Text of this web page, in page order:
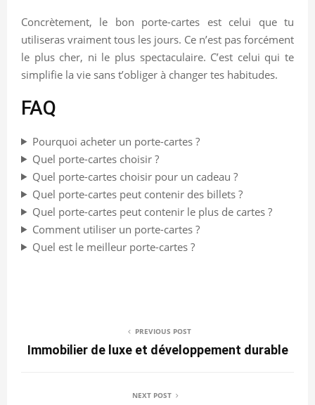
Concrètement, le bon porte-cartes est celui que tu
utiliseras vraiment tous les jours. Ce n’est pas forcément
le plus cher, ni le plus spectaculaire. C’est celui qui te
simplifie la vie sans t’obliger à changer tes habitudes.
FAQ
Pourquoi acheter un porte-cartes ?
Quel porte-cartes choisir ?
Quel porte-cartes choisir pour un cadeau ?
Quel porte-cartes peut contenir des billets ?
Quel porte-cartes peut contenir le plus de cartes ?
Comment utiliser un porte-cartes ?
Quel est le meilleur porte-cartes ?
PREVIOUS POST
Immobilier de luxe et développement durable
NEXT POST